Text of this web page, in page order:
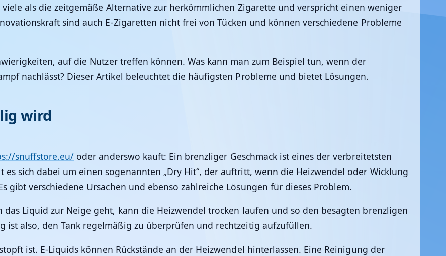
als die zeitgemäße Alternative zur herkömmlichen Zigarette und verspricht einen weniger
sind auch E-Zigaretten nicht frei von Tücken und können verschiedene Probleme
auf die Nutzer treffen können. Was kann man zum Beispiel tun, wenn der
nachlässt? Dieser Artikel beleuchtet die häufigsten Probleme und bietet Lösungen.
wird
snuffstore.eu/ oder anderswo kauft: Ein brenzliger Geschmack ist eines der verbreitetsten
sich dabei um einen sogenannten „Dry Hit“, der auftritt, wenn die Heizwendel oder Wicklung
gibt verschiedene Ursachen und ebenso zahlreiche Lösungen für dieses Problem.
das Liquid zur Neige geht, kann die Heizwendel trocken laufen und so den besagten brenzligen
ist also, den Tank regelmäßig zu überprüfen und rechtzeitig aufzufüllen.
ist. E-Liquids können Rückstände an der Heizwendel hinterlassen. Eine Reinigung der